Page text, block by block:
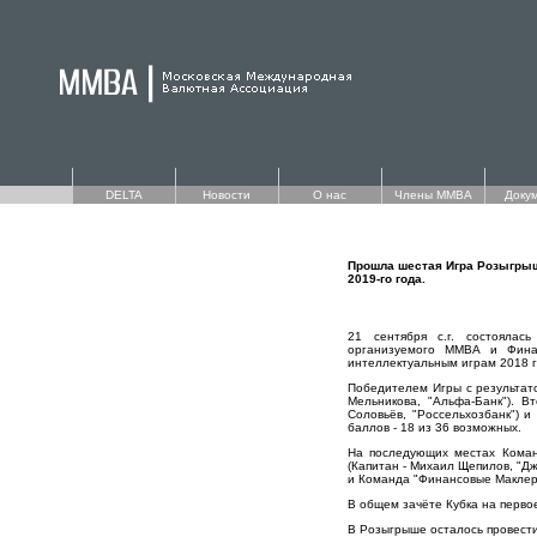
DELTA Новости О нас Члены ММВА
Прошла шестая Игра
2019-го года.
21 сентября с.г.
организуемого ММВА и
интеллектуальным играм 2018
Победителем Игры с
Мельникова, "Альфа-Банк").
Соловьёв, "Россельхозбанк")
баллов - 18 из 36 возможных.
На последующих местах
(Капитан - Михаил Щепилов,
и Команда "Финансовые
В общем зачёте Кубка на
В Розыгрыше осталось